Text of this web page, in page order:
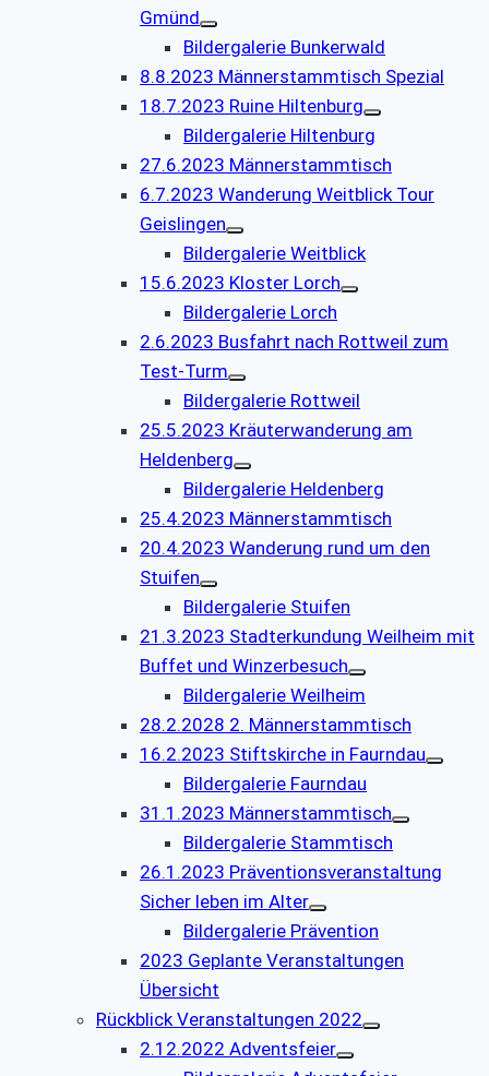
Gmünd
Bildergalerie Bunkerwald
8.8.2023 Männerstammtisch Spezial
18.7.2023 Ruine Hiltenburg
Bildergalerie Hiltenburg
27.6.2023 Männerstammtisch
6.7.2023 Wanderung Weitblick Tour
Geislingen
Bildergalerie Weitblick
15.6.2023 Kloster Lorch
Bildergalerie Lorch
2.6.2023 Busfahrt nach Rottweil zum
Test-Turm
Bildergalerie Rottweil
25.5.2023 Kräuterwanderung am
Heldenberg
Bildergalerie Heldenberg
25.4.2023 Männerstammtisch
20.4.2023 Wanderung rund um den
Stuifen
Bildergalerie Stuifen
21.3.2023 Stadterkundung Weilheim mit
Buffet und Winzerbesuch
Bildergalerie Weilheim
28.2.2028 2. Männerstammtisch
16.2.2023 Stiftskirche in Faurndau
Bildergalerie Faurndau
31.1.2023 Männerstammtisch
Bildergalerie Stammtisch
26.1.2023 Präventionsveranstaltung
Sicher leben im Alter
Bildergalerie Prävention
2023 Geplante Veranstaltungen
Übersicht
Rückblick Veranstaltungen 2022
2.12.2022 Adventsfeier